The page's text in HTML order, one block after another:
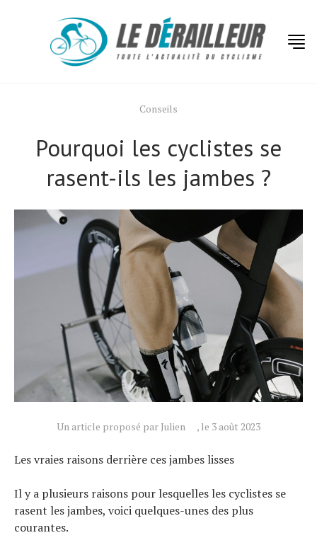
Conseils
Pourquoi les cyclistes se
rasent-ils les jambes ?
Un article proposé par Julien , le 3 août 2023
Les vraies raisons derrière ces jambes lisses
Il y a plusieurs raisons pour lesquelles les cyclistes se
rasent les jambes, voici quelques-unes des plus
courantes.
Actualités
Technologies
Conseils
Tendances
Tous nos articles
À propos